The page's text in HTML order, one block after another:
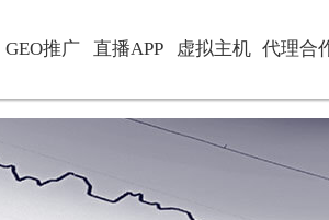
GEO推广 直播APP 虚拟主机 代理合